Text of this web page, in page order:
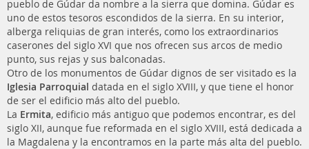
pueblo de Gúdar da nombre a la sierra que domina. Gúdar es
uno de estos tesoros escondidos de la sierra. En su interior,
alberga reliquias de gran interés, como los extraordinarios
caserones del siglo XVI que nos ofrecen sus arcos de medio
punto, sus rejas y sus balconadas.
Otro de los monumentos de Gúdar dignos de ser visitado es la
Iglesia Parroquial datada en el siglo XVIII, y que tiene el honor
de ser el edificio más alto del pueblo.
La Ermita, edificio más antiguo que podemos encontrar, es del
siglo XII, aunque fue reformada en el siglo XVIII, está dedicada a
la Magdalena y la encontramos en la parte más alta del pueblo.